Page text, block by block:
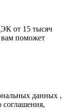
от 15 тысяч
вам поможет
данных ,
соглашения,